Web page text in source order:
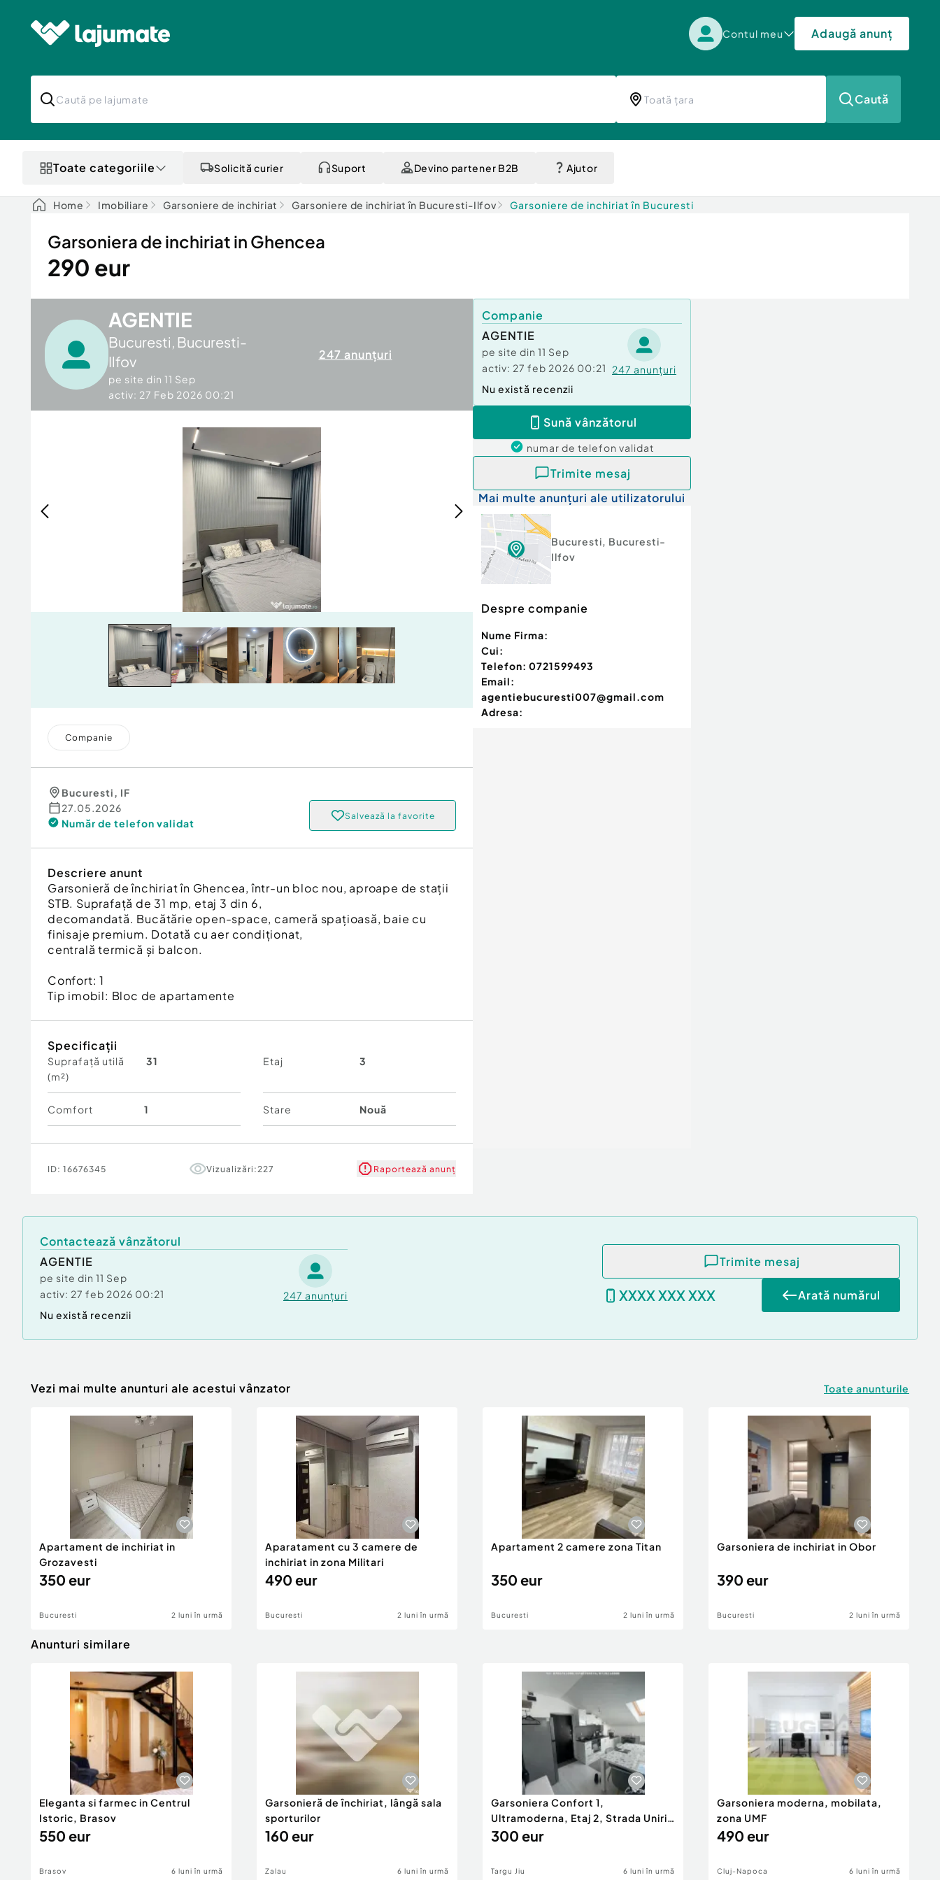
Contul meu Adaugă anunț
Caută
Toate categoriile Solicită curier Suport Devino partener B2B Ajutor
Home Imobiliare Garsoniere de inchiriat Garsoniere de inchiriat în Bucuresti-Ilfov Garsoniere de inchiriat în Bucuresti
Garsoniera de inchiriat in Ghencea
290 eur
AGENTIE
Bucuresti, Bucuresti-
Ilfov
pe site din 11 Sep
activ: 27 Feb 2026 00:21
247 anunțuri
Companie
Bucuresti, IF
27.05.2026
Număr de telefon validat
Salvează la favorite
Descriere anunt
Garsonieră de închiriat în Ghencea, într-un bloc nou, aproape de stații
STB. Suprafață de 31 mp, etaj 3 din 6,
decomandată. Bucătărie open-space, cameră spațioasă, baie cu
finisaje premium. Dotată cu aer condiționat,
centrală termică și balcon.
Confort:1
Tip imobil: Bloc de apartamente
Specificații
Suprafață utilă
(m²)
31 Etaj 3
Comfort 1 Stare Nouă
ID: 16676345 Vizualizări: 227 Raportează anunț
Companie
AGENTIE
pe site din 11 Sep
activ: 27 feb 2026 00:21 247 anunțuri
Nu există recenzii
Sună vânzătorul
numar de telefon validat
Trimite mesaj
Mai multe anunțuri ale utilizatorului
Bucuresti, Bucuresti-
Ilfov
Despre companie
Nume Firma:
Cui:
Telefon: 0721599493
Email:
agentiebucuresti007@gmail.com
Adresa:
Contactează vânzătorul
AGENTIE
pe site din 11 Sep
activ: 27 feb 2026 00:21 247 anunțuri
Nu există recenzii
Trimite mesaj
XXXX XXX XXX Arată numărul
Vezi mai multe anunturi ale acestui vânzator Toate anunturile
Apartament de inchiriat in
Grozavesti
350 eur
Bucuresti 2 luni în urmă
Aparatament cu 3 camere de
inchiriat in zona Militari
490 eur
Bucuresti 2 luni în urmă
Apartament 2 camere zona Titan
350 eur
Bucuresti 2 luni în urmă
Garsoniera de inchiriat in Obor
390 eur
Bucuresti 2 luni în urmă
Anunturi similare
Eleganta si farmec in Centrul
Istoric, Brasov
550 eur
Brasov 6 luni în urmă
Garsonieră de închiriat, lângă sala
sporturilor
160 eur
Zalau 6 luni în urmă
Garsoniera Confort 1,
Ultramoderna, Etaj 2, Strada Unirii
2
300 eur
Targu Jiu 6 luni în urmă
Garsoniera moderna, mobilata,
zona UMF
490 eur
Cluj-Napoca 6 luni în urmă